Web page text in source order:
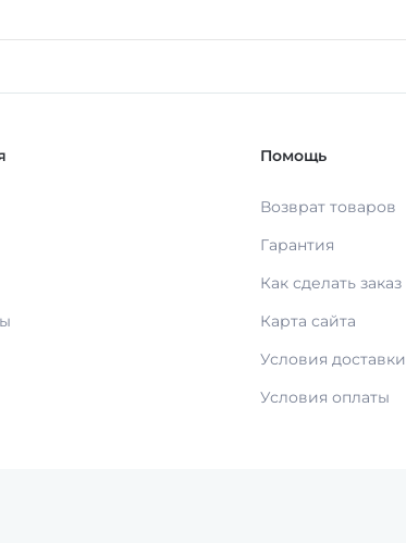
Помощь
Возврат товаров
Гарантия
Как сделать заказ
Карта сайта
Условия доставки
Условия оплаты